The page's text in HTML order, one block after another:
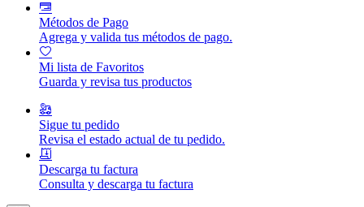
Métodos de Pago
Agrega y valida tus métodos de pago.
Mi lista de Favoritos
Guarda y revisa tus productos
Sigue tu pedido
Revisa el estado actual de tu pedido.
Descarga tu factura
Consulta y descarga tu factura